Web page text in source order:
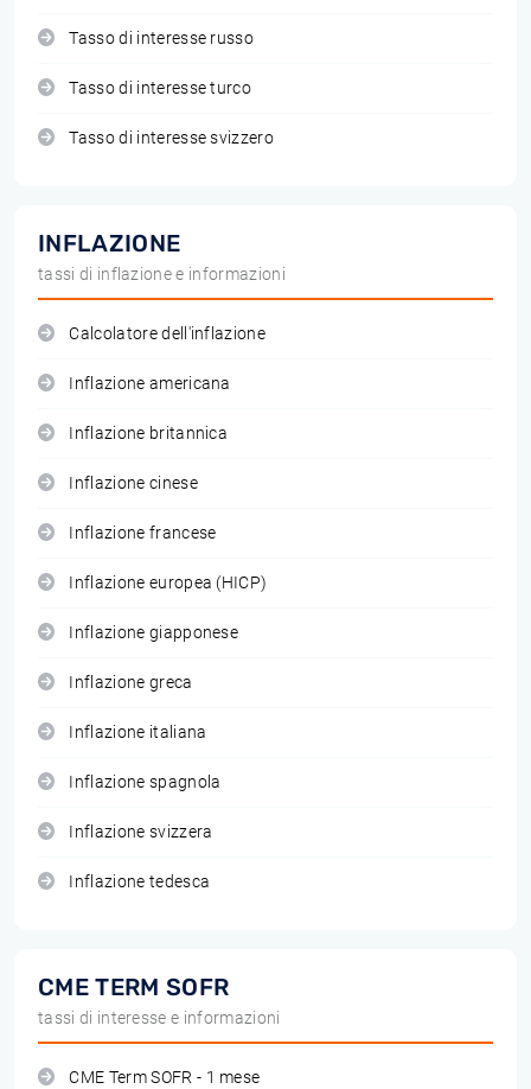
Tasso di interesse russo
Tasso di interesse turco
Tasso di interesse svizzero
INFLAZIONE
tassi di inflazione e informazioni
Calcolatore dell'inflazione
Inflazione americana
Inflazione britannica
Inflazione cinese
Inflazione francese
Inflazione europea (HICP)
Inflazione giapponese
Inflazione greca
Inflazione italiana
Inflazione spagnola
Inflazione svizzera
Inflazione tedesca
CME TERM SOFR
tassi di interesse e informazioni
CME Term SOFR - 1 mese